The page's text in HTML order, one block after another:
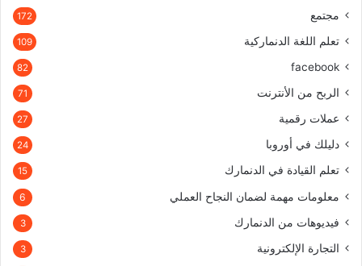
مجتمع 172
تعلم اللغة الدنماركية 109
facebook
82
الربح من الأنترنت 71
عملات رقمية 27
دليلك في أوروبا 24
تعلم القيادة في الدنمارك 15
معلومات مهمة لضمان النجاح العملي 6
فيديوهات من الدنمارك 3
التجارة الإلكترونية 3